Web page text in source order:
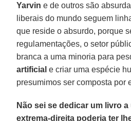
Yarvin e de outros são
liberais do mundo seguem
que reside o absurdo, porque
regulamentações, o setor
branca a uma minoria para
artificial e criar uma espécie
presumimos ser composta por
Não sei se dedicar um livro
extrema-direita poderia ter